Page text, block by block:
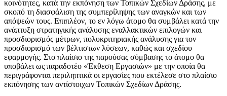
κοινότητες, κατά την εκπόνηση των Τοπικών Σχεδίων Δράσης, με
σκοπό τη διασφάλιση της συμπερίληψης των αναγκών και των
απόψεών τους. Επιπλέον, το εν λόγω άτομο θα συμβάλει κατά την
ανάπτυξη στρατηγικής ανάλυσης εναλλακτικών επιλογών και
προσδιορισμός μέτρων, πολυκριτηριακής ανάλυσης για τον
προσδιορισμό των βέλτιστων λύσεων, καθώς και σχεδίου
εφαρμογής. Στο πλαίσιο της παρούσας σύμβασης το άτομο θα
υποβάλει ως παραδοτέο «Έκθεση Εργασιών» με την οποία θα
περιγράφονται περιληπτικά οι εργασίες που εκτέλεσε στο πλαίσιο
εκπόνησης των αντίστοιχων Τοπικών Σχεδίων Δράσης.